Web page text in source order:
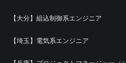
【大分】組込制御系エンジニア
【埼玉】電気系エンジニア